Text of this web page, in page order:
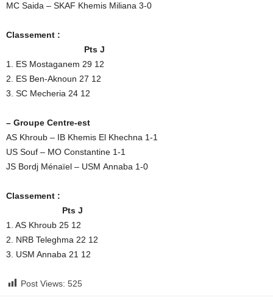
MC Saida – SKAF Khemis Miliana 3-0
Classement :
Pts J
1. ES Mostaganem 29 12
2. ES Ben-Aknoun 27 12
3. SC Mecheria 24 12
– Groupe Centre-est
AS Khroub – IB Khemis El Khechna 1-1
US Souf – MO Constantine 1-1
JS Bordj Ménaïel – USM Annaba 1-0
Classement :
Pts J
1. AS Khroub 25 12
2. NRB Teleghma 22 12
3. USM Annaba 21 12
Post Views: 525